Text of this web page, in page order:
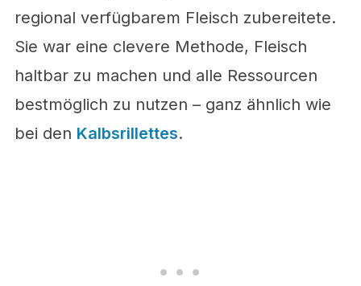
regional verfügbarem Fleisch zubereitete.
Sie war eine clevere Methode, Fleisch
haltbar zu machen und alle Ressourcen
bestmöglich zu nutzen – ganz ähnlich wie
bei den Kalbsrillettes.